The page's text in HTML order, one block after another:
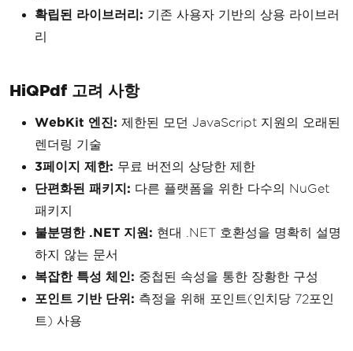
확립된 라이브러리: 기존 사용자 기반의 상용 라이브러
리
HiQPdf 고려 사항
WebKit 엔진: 제한된 모던 JavaScript 지원의 오래된
렌더링 기술
3페이지 제한: 무료 버전의 상당한 제한
단편화된 패키지: 다른 플랫폼을 위한 다수의 NuGet
패키지
불분명한 .NET 지원: 현대 .NET 호환성을 명확히 설명
하지 않는 문서
복잡한 특성 체인: 중첩된 속성을 통한 장황한 구성
포인트 기반 단위: 측정을 위해 포인트(인치당 72포인
트) 사용